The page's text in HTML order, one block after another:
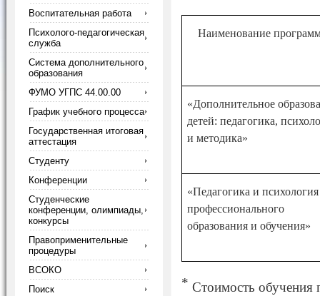
Наименование
«Дополнительное
детей: педагогика,
и методика»
«Педагогика и психология
профессионального
образования и обучения»
* Стоимость обучения
Воспитательная работа
Психолого-педагогическая
служба
Система дополнительного
образования
ФУМО УГПС 44.00.00
График учебного процесса
Государственная итоговая
аттестация
Студенту
Конференции
Студенческие
конференции, олимпиады,
конкурсы
Правоприменительные
процедуры
ВСОКО
Поиск